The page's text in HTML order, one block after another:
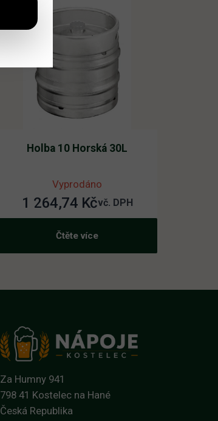
Holba 10 Horská 30L
Vyprodáno
1 264,74 Kčvč. DPH
Čtěte více
Za Humny 941
798 41 Kostelec na Hané
Česká Republika